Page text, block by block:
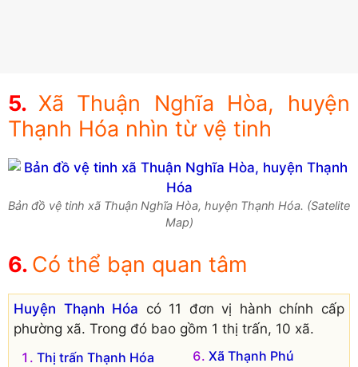
Xã Thuận Nghĩa Hòa, huyện
Thạnh Hóa nhìn từ vệ tinh
Bản đồ vệ tinh xã Thuận Nghĩa Hòa, huyện Thạnh Hóa. (Satelite
Map)
Có thể bạn quan tâm
Huyện Thạnh Hóa có 11 đơn vị hành chính cấp
phường xã. Trong đó bao gồm 1 thị trấn, 10 xã.
Thị trấn Thạnh Hóa
Xã Thạnh Phú